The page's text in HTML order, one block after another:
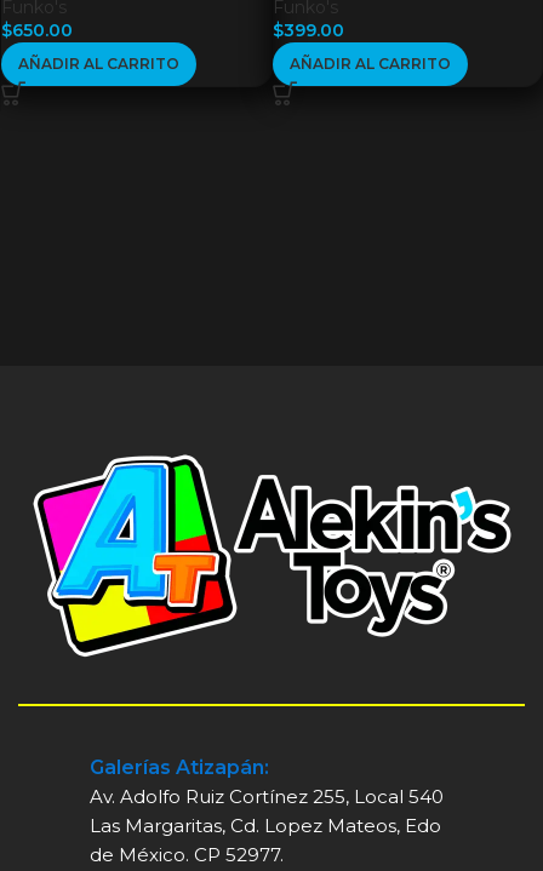
Funko's
$650.00
AÑADIR AL CARRITO
Funko's
$399.00
AÑADIR AL CARRITO
Galerías Atizapán:
Av. Adolfo Ruiz Cortínez 255, Local 540
Las Margaritas, Cd. Lopez Mateos, Edo
de México. CP 52977.